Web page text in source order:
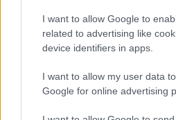
I want to allow Google to
related to advertising like
device identifiers in apps.
I want to allow my user data
Google for online advertising
πανελλήνιο ρεκόρ και
χάλκινο μετάλλιο στα
εμπόδια στο
Πιο